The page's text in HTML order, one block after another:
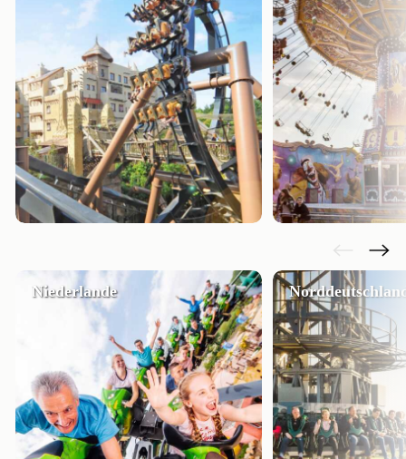
Niederlande